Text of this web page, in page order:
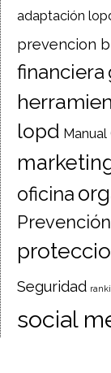
adaptación
prevencion
financiera
lopd
oficina
Seguridad
social